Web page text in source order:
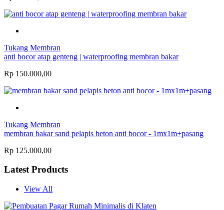
Tukang Membran
anti bocor atap genteng | waterproofing membran bakar
Rp 150.000,00
Tukang Membran
membran bakar sand pelapis beton anti bocor - 1mx1m+pasang
Rp 125.000,00
Latest Products
View All